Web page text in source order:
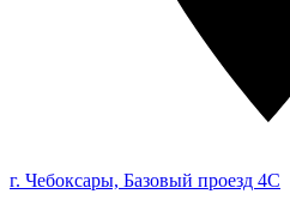
г. Чебоксары, Базовый проезд 4С